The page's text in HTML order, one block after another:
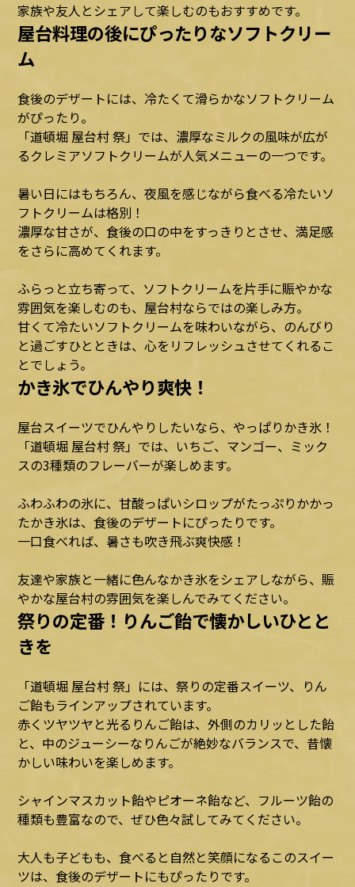
家族や友人とシェアして楽しむのもおすすめです。
屋台料理の後にぴったりなソフトクリー
ム
食後のデザートには、冷たくて滑らかなソフトクリーム
がぴったり。
「道頓堀 屋台村 祭」では、濃厚なミルクの風味が広が
るクレミアソフトクリームが人気メニューの一つです。
暑い日にはもちろん、夜風を感じながら食べる冷たいソ
フトクリームは格別！
濃厚な甘さが、食後の口の中をすっきりとさせ、満足感
をさらに高めてくれます。
ふらっと立ち寄って、ソフトクリームを片手に賑やかな
雰囲気を楽しむのも、屋台村ならではの楽しみ方。
甘くて冷たいソフトクリームを味わいながら、のんびり
と過ごすひとときは、心をリフレッシュさせてくれるこ
とでしょう。
かき氷でひんやり爽快！
屋台スイーツでひんやりしたいなら、やっぱりかき氷！
「道頓堀 屋台村 祭」では、いちご、マンゴー、ミック
スの3種類のフレーバーが楽しめます。
ふわふわの氷に、甘酸っぱいシロップがたっぷりかかっ
たかき氷は、食後のデザートにぴったりです。
一口食べれば、暑さも吹き飛ぶ爽快感！
友達や家族と一緒に色んなかき氷をシェアしながら、賑
やかな屋台村の雰囲気を楽しんでみてください。
祭りの定番！りんご飴で懐かしいひとと
きを
「道頓堀 屋台村 祭」には、祭りの定番スイーツ、りん
ご飴もラインアップされています。
赤くツヤツヤと光るりんご飴は、外側のカリッとした飴
と、中のジューシーなりんごが絶妙なバランスで、昔懐
かしい味わいを楽しめます。
シャインマスカット飴やピオーネ飴など、フルーツ飴の
種類も豊富なので、ぜひ色々試してみてください。
大人も子どもも、食べると自然と笑顔になるこのスイー
ツは、食後のデザートにもぴったりです。